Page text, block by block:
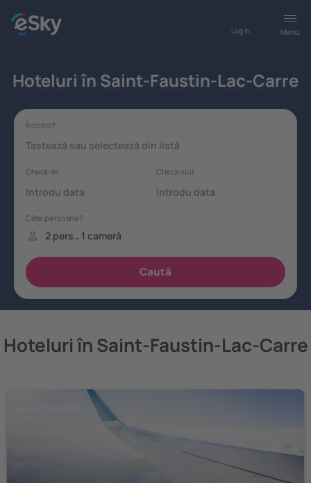
Meniu
Log in
Hoteluri în Saint-Faustin-Lac-Carre
Hoteluri în Saint-Faustin-Lac-Carre